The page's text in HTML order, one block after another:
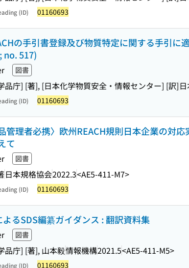
(ID) 01160693
の手引書登録及び物質特定に関する手引
no. 517)
図書
品庁] [著], [日本化学物質安全・情報センター] [訳]
(ID) 01160693
管理者必携〉欧州REACH規則日本企業の対
て
図書
日本規格協会2022.3<AE5-411-M7>
(ID) 01160693
よるSDS編纂ガイダンス : 翻訳資料集
図書
品庁] [著], 山本毅情報機構2021.5<AE5-411-M5>
(ID) 01160693